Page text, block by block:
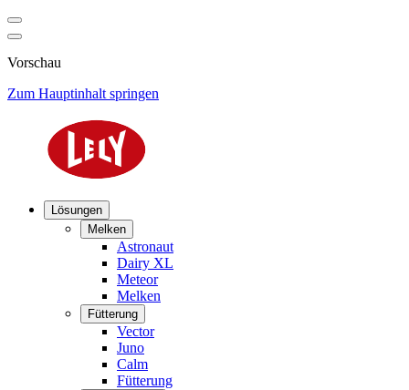
Vorschau
Zum Hauptinhalt springen
Lösungen
Melken
Astronaut
Dairy XL
Meteor
Melken
Fütterung
Vector
Juno
Calm
Fütterung